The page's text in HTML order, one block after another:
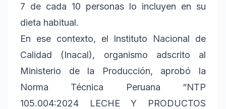
7 de cada 10 personas lo incluyen en su
dieta habitual.
En ese contexto, el Instituto Nacional de
Calidad (Inacal), organismo adscrito al
Ministerio de la Producción, aprobó la
Norma Técnica Peruana “NTP
105.004:2024 LECHE Y PRODUCTOS